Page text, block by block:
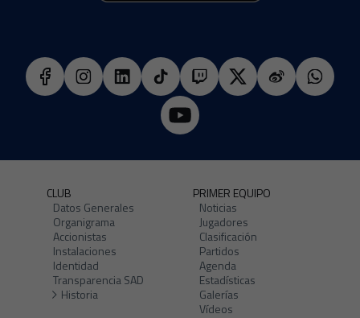
CLUB
Datos Generales
Organigrama
Accionistas
Instalaciones
Identidad
Transparencia SAD
Historia
PRIMER EQUIPO
Noticias
Jugadores
Clasificación
Partidos
Agenda
Estadísticas
Galerías
Vídeos